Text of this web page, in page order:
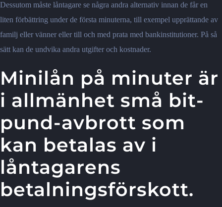
Dessutom måste låntagare se några andra alternativ innan de får en
liten förbättring under de första minuterna, till exempel upprättande av
familj eller vänner eller till och med prata med bankinstitutioner. På så
sätt kan de undvika andra utgifter och kostnader.
Minilån på minuter är
i allmänhet små bit-
pund-avbrott som
kan betalas av i
låntagarens
betalningsförskott.